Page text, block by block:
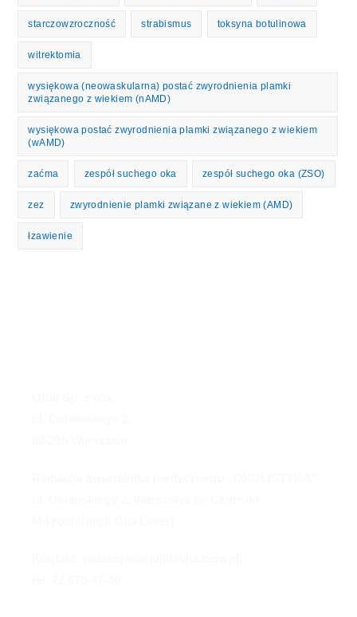
starczowzroczność strabismus toksyna botulinowa
witrektomia
wysiękowa (neowaskularna) postać zwyrodnienia plamki
związanego z wiekiem (nAMD)
wysiękowa postać zwyrodnienia plamki związanego z wiekiem
(wAMD)
zaćma zespół suchego oka zespół suchego oka (ZSO)
zez zwyrodnienie plamki związane z wiekiem (AMD)
łzawienie